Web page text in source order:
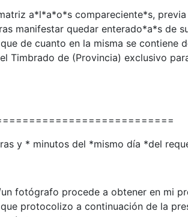
a*l*a*o*s compareciente*s,
manifestar quedar enterado*a*s de
de cuanto en la misma se contiene
Timbrado de (Provincia) exclusivo
y * minutos del *mismo día *del
fotógrafo procede a obtener en mi
protocolizo a continuación de la